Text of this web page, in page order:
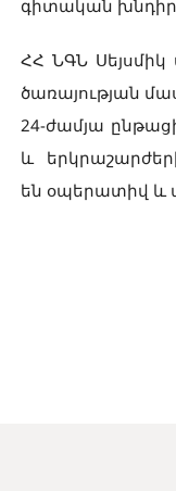
գիտական
ՀՀ ՆԳՆ
ծառայության
24-ժամյա
և
են օպերատիվ և